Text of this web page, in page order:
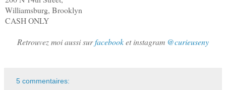
Williamsburg, Brooklyn
CASH ONLY
Retrouvez moi aussi surfacebooket instagram @curieuseny
5 commentaires: